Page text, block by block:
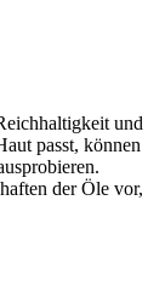
und
passt, können
der Öle vor,